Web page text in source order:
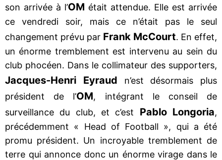
son arrivée à l’OM était attendue. Elle est arrivée
ce vendredi soir, mais ce n’était pas le seul
changement prévu par Frank McCourt. En effet,
un énorme tremblement est intervenu au sein du
club phocéen. Dans le collimateur des supporters,
Jacques-Henri Eyraud n’est désormais plus
président de l’OM, intégrant le conseil de
surveillance du club, et c’est Pablo Longoria,
précédemment « Head of Football », qui a été
promu président. Un incroyable tremblement de
terre qui annonce donc un énorme virage dans le